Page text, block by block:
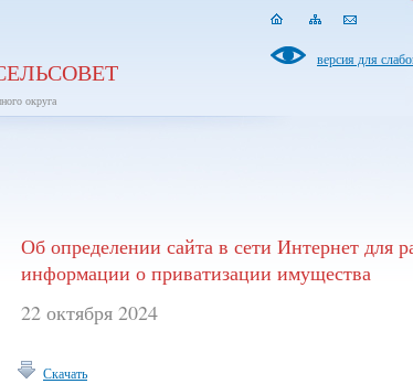
округа
версия для
Об определении сайта в сети Интернет для
информации о приватизации имущества
22 октября 2024
Скачать